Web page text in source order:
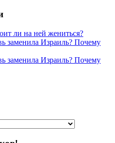
ли на ней жениться?
заменила Израиль? Почему
заменила Израиль? Почему